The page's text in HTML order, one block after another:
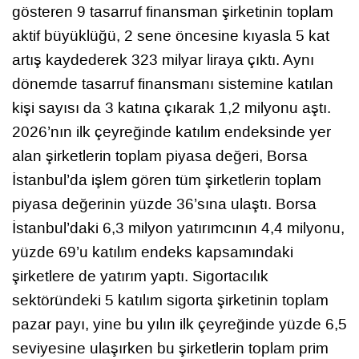
gösteren 9 tasarruf finansman şirketinin toplam
aktif büyüklüğü, 2 sene öncesine kıyasla 5 kat
artış kaydederek 323 milyar liraya çıktı. Aynı
dönemde tasarruf finansmanı sistemine katılan
kişi sayısı da 3 katına çıkarak 1,2 milyonu aştı.
2026’nın ilk çeyreğinde katılım endeksinde yer
alan şirketlerin toplam piyasa değeri, Borsa
İstanbul’da işlem gören tüm şirketlerin toplam
piyasa değerinin yüzde 36’sına ulaştı. Borsa
İstanbul’daki 6,3 milyon yatırımcının 4,4 milyonu,
yüzde 69’u katılım endeks kapsamındaki
şirketlere de yatırım yaptı. Sigortacılık
sektöründeki 5 katılım sigorta şirketinin toplam
pazar payı, yine bu yılın ilk çeyreğinde yüzde 6,5
seviyesine ulaşırken bu şirketlerin toplam prim